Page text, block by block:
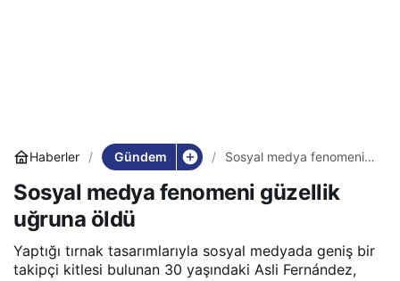
Haberler Gündem
Sosyal medya fenomeni
Sosyal medya fenomeni güzellik
uğruna öldü
Yaptığı tırnak tasarımlarıyla sosyal medyada geniş bir
takipçi kitlesi bulunan 30 yaşındaki Asli Fernández,